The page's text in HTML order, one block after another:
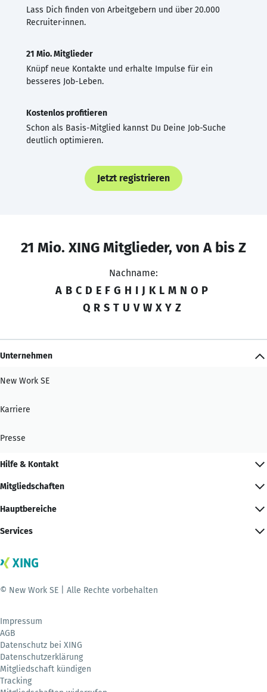
Lass Dich finden von Arbeitgebern und über 20.000
Recruiter·innen.
21 Mio. Mitglieder
Knüpf neue Kontakte und erhalte Impulse für ein
besseres Job-Leben.
Kostenlos profitieren
Schon als Basis-Mitglied kannst Du Deine Job-Suche
deutlich optimieren.
Jetzt registrieren
21 Mio. XING Mitglieder, von A bis Z
Nachname:
A B C D E F G H I J K L M N O P
Q R S T U V W X Y Z
Unternehmen
New Work SE
Karriere
Presse
Hilfe & Kontakt
Mitgliedschaften
Hauptbereiche
Services
© New Work SE | Alle Rechte vorbehalten
Impressum
AGB
Datenschutz bei XING
Datenschutzerklärung
Mitgliedschaft kündigen
Tracking